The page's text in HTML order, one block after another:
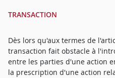
TRANSACTION
Dès lors qu'aux termes de
transaction fait obstacle à
entre les parties d'une action
la prescription d'une action